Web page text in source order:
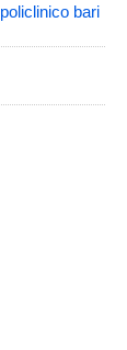
policlinico bari